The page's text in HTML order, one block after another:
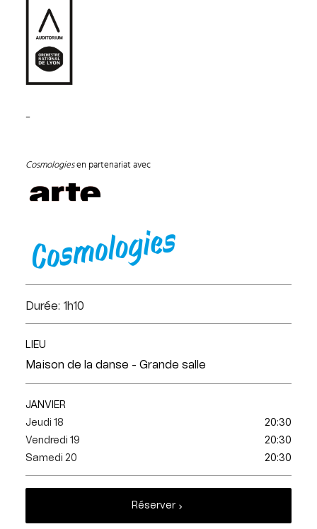
–
Cosmologiesen partenariat avec
Durée: 1h10
LIEU
Maison de la danse - Grande salle
JANVIER
Jeudi 18
20:30
Vendredi 19
20:30
Samedi 20
20:30
Réserver